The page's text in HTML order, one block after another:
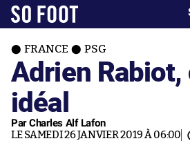
FRANCE PSG
Adrien
idéal
Par Charles Alf Lafon
LE SAMEDI 26 JANVIER 2019 À 06:00